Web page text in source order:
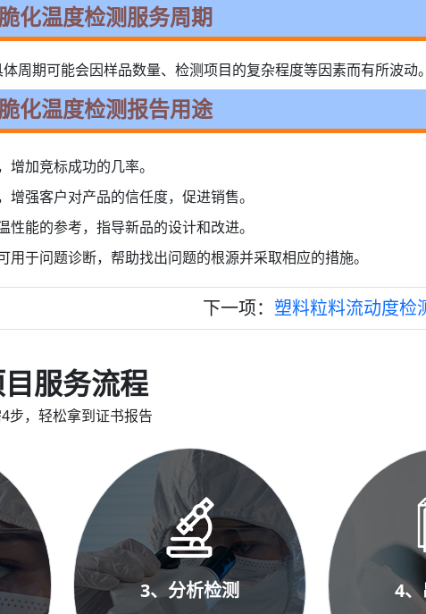
化温度检测服务周期
周期可能会因样品数量、检测项目的复杂程度等因素而有所波动。
化温度检测报告用途
加竞标成功的几率。
强客户对产品的信任度，促进销售。
能的参考，指导新品的设计和改进。
于问题诊断，帮助找出问题的根源并采取相应的措施。
下一项： 塑料粒料流动度检
服务流程
步，轻松拿到证书报告
3、分析检测 4